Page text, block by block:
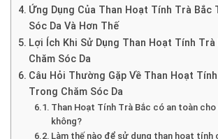
Ứng Dụng Của Than Hoạt Tính Trà Bắc
Sóc Da Và Hơn Thế
Lợi Ích Khi Sử Dụng Than Hoạt Tính
Chăm Sóc Da
Câu Hỏi Thường Gặp Về Than Hoạt
Trong Chăm Sóc Da
Than Hoạt Tính Trà Bắc có an toàn cho
không?
Làm thế nào để sử dụng than hoạt tính